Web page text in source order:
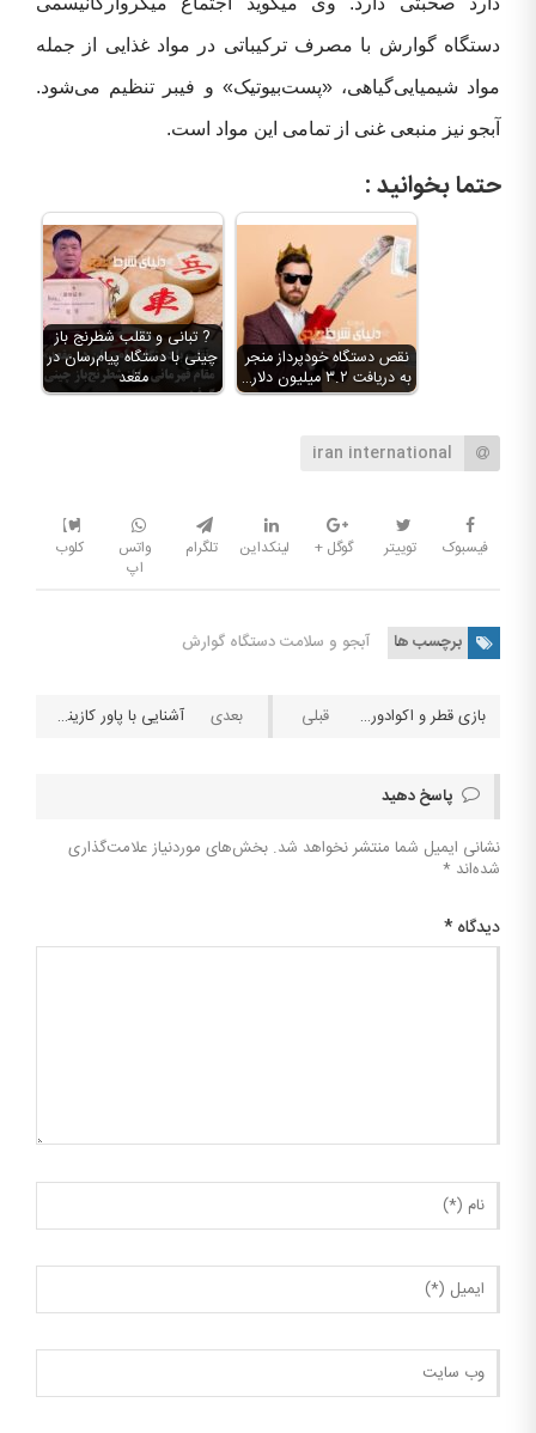
دستگاه گوارش با مصرف ترکیباتی در مواد غذایی از جمله
مواد شیمیایی‌گیاهی، «پست‌بیوتیک» و فیبر تنظیم می‌شود.
آبجو نیز منبعی غنی از تمامی این مواد است.
حتما بخوانید :
? تبانی و تقلب شطرنج باز
چینی با دستگاه پیام‌رسان در
مقعد
نقص دستگاه خودپرداز منجر
به دریافت ۳.۲ میلیون دلار…
iran international
فیسبوک توییتر گوگل + لینکداین تلگرام
واتس
اپ
کلوب
برچسب ها آبجو و سلامت دستگاه گوارش
بازی قطر و اکوادور در جام جهانی ۲۰۲۲ و ضرایب شرط بندی آشنایی با پاور کازینو (Power Casino)
پاسخ دهید
نشانی ایمیل شما منتشر نخواهد شد. بخش‌های موردنیاز علامت‌گذاری
شده‌اند *
دیدگاه *